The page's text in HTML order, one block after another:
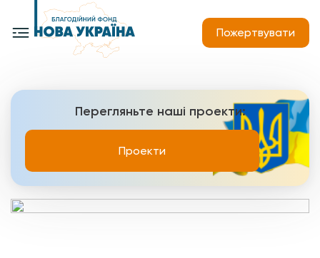
Пожертвувати
Перегляньте наші проекти:
Проекти